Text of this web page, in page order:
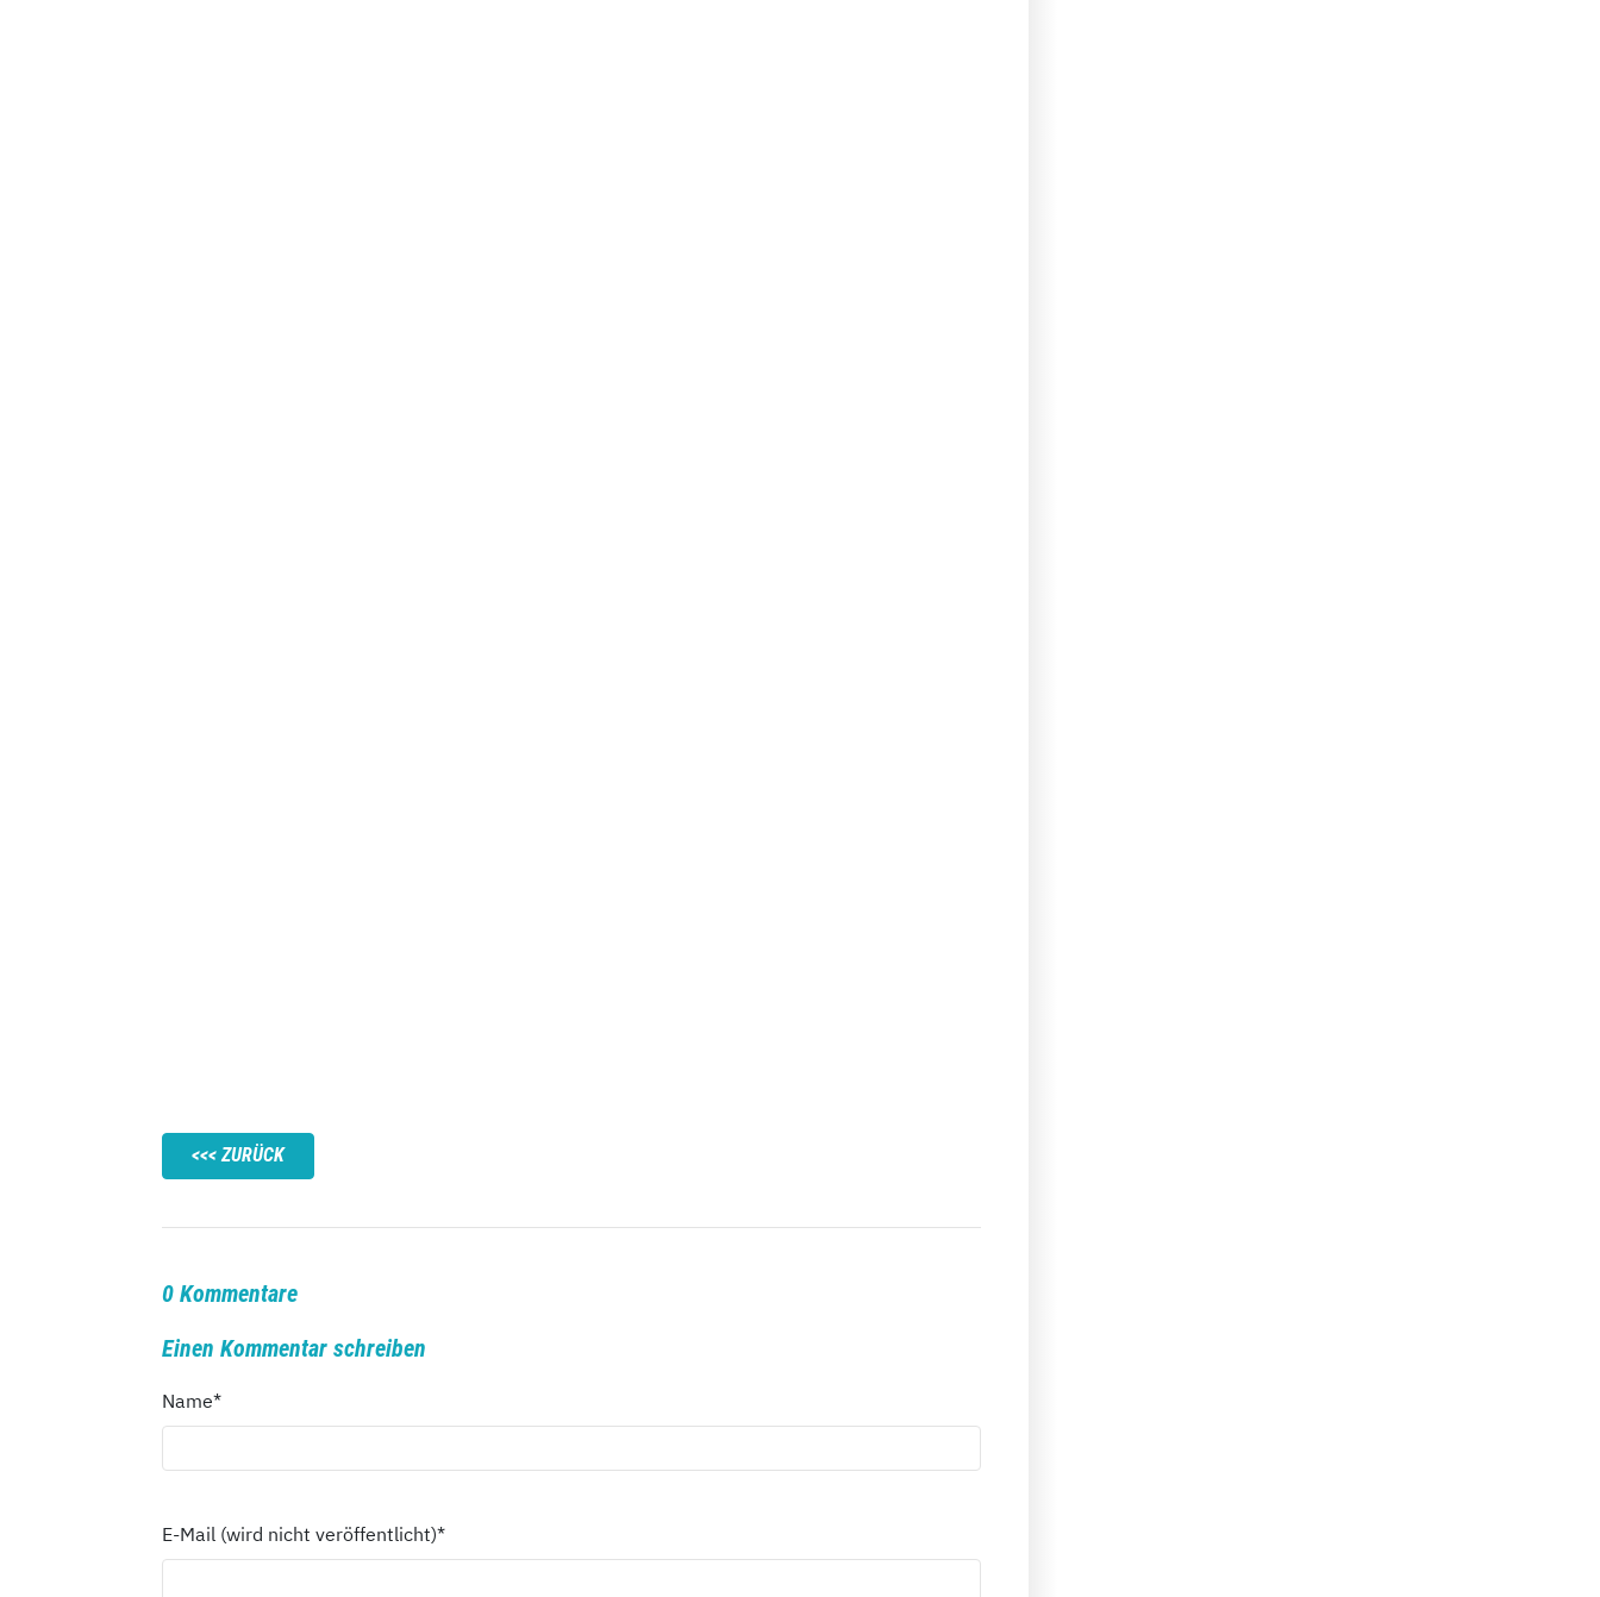
ZURÜCK
0 Kommentare
Einen Kommentar schreiben
Name*
E-Mail (wird nicht veröffentlicht)*